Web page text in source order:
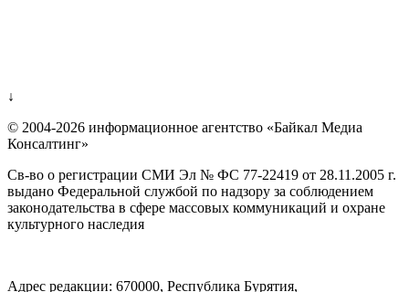
↓
© 2004-2026 информационное агентство «Байкал Медиа
Консалтинг»
Св-во о регистрации СМИ Эл № ФС 77-22419 от 28.11.2005 г.
выдано Федеральной службой по надзору за соблюдением
законодательства в сфере массовых коммуникаций и охране
культурного наследия
Адрес редакции: 670000, Республика Бурятия,